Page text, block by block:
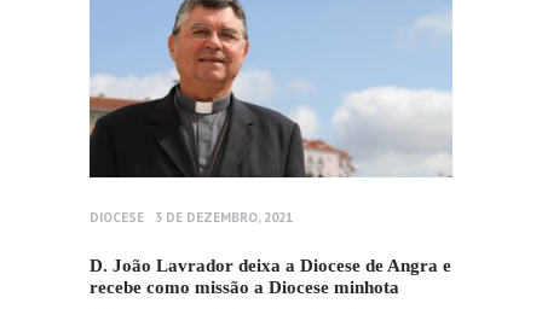
DIOCESE 3 DE DEZEMBRO, 2021
D. João Lavrador deixa a Diocese de Angra e
recebe como missão a Diocese minhota